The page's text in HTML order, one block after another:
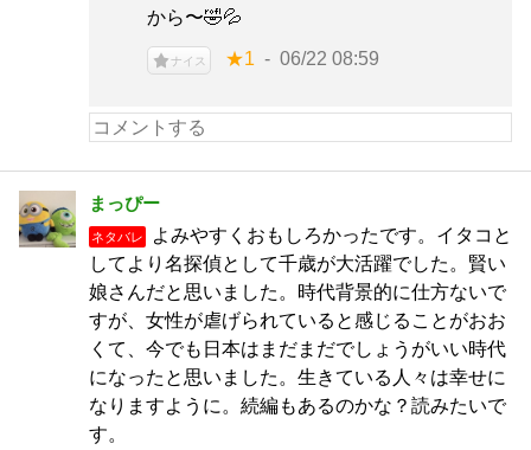
から〜🤣💦
ナイス ★1 06/22 08:59
まっぴー
ネタバレ
よみやすくおもしろかったです。イタコと
してより名探偵として千歳が大活躍でした。賢い
娘さんだと思いました。時代背景的に仕方ないで
すが、女性が虐げられていると感じることがおお
くて、今でも日本はまだまだでしょうがいい時代
になったと思いました。生きている人々は幸せに
なりますように。続編もあるのかな？読みたいで
す。